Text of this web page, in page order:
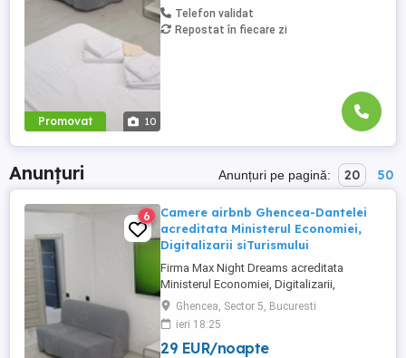
Promovat 10
150ei 3ore , 170lei noapte Camera dublă
cu o suprafață totală de ...
Telefon validat
Repostat în fiecare zi
Anunțuri Anunțuri pe pagină: 20 50
6
Camere airbnb Ghencea-Dantelei
acreditata Ministerul Economiei,
Digitalizarii siTurismului
Firma Max Night Dreams acreditata
Ministerul Economiei, Digitalizarii,
Antreprenoriatului si Turismului închiriază
in regim hotelier in zona Drumul Taberei -
Ghencea diferite tipuri de camere Camera
single cu o suprafață totală de 16mp
Ghencea, Sector 5, Bucuresti
ieri 18:25
29 EUR/noapte